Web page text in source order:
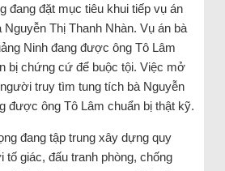
đang đặt mục tiêu khui tiếp vụ án
Nguyễn Thị Thanh Nhàn. Vụ án bà
Ninh đang được ông Tô Lâm
bị chứng cứ để buộc tội. Việc mở
truy tìm tung tích bà Nguyễn
được ông Tô Lâm chuẩn bị thật kỹ.
đang tập trung xây dựng quy
tố giác, đấu tranh phòng, chống